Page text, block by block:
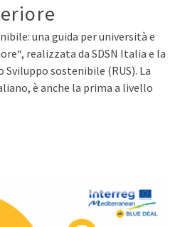
una guida per università e
realizzata da SDSN Italia e la
sostenibile (RUS). La
è anche la prima a livello